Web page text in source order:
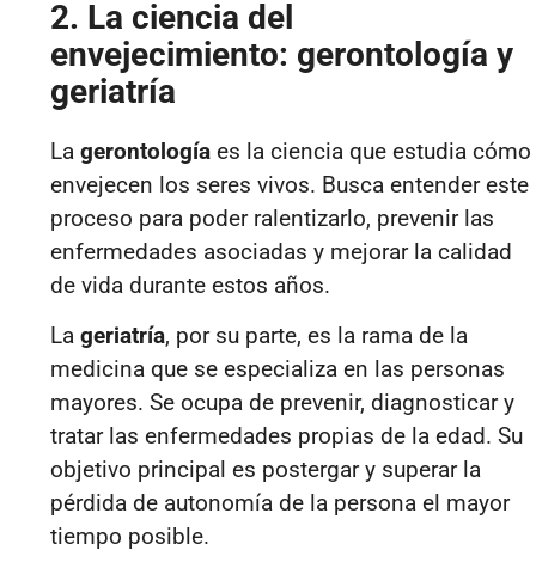
2. La ciencia del
envejecimiento: gerontología y
geriatría
La gerontología es la ciencia que estudia cómo
envejecen los seres vivos. Busca entender este
proceso para poder ralentizarlo, prevenir las
enfermedades asociadas y mejorar la calidad
de vida durante estos años.
La geriatría, por su parte, es la rama de la
medicina que se especializa en las personas
mayores. Se ocupa de prevenir, diagnosticar y
tratar las enfermedades propias de la edad. Su
objetivo principal es postergar y superar la
pérdida de autonomía de la persona el mayor
tiempo posible.